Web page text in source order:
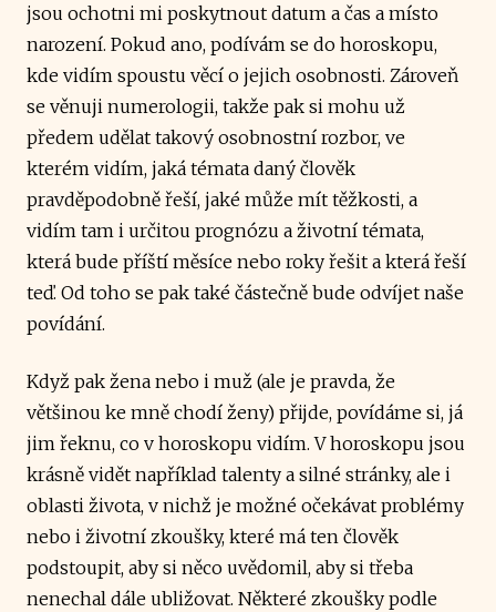
jsou ochotni mi poskytnout datum a čas a místo
narození. Pokud ano, podívám se do horoskopu,
kde vidím spoustu věcí o jejich osobnosti. Zároveň
se věnuji numerologii, takže pak si mohu už
předem udělat takový osobnostní rozbor, ve
kterém vidím, jaká témata daný člověk
pravděpodobně řeší, jaké může mít těžkosti, a
vidím tam i určitou prognózu a životní témata,
která bude příští měsíce nebo roky řešit a která řeší
teď. Od toho se pak také částečně bude odvíjet naše
povídání.
Když pak žena nebo i muž (ale je pravda, že
většinou ke mně chodí ženy) přijde, povídáme si, já
jim řeknu, co v horoskopu vidím. V horoskopu jsou
krásně vidět například talenty a silné stránky, ale i
oblasti života, v nichž je možné očekávat problémy
nebo i životní zkoušky, které má ten člověk
podstoupit, aby si něco uvědomil, aby si třeba
nenechal dále ubližovat. Některé zkoušky podle